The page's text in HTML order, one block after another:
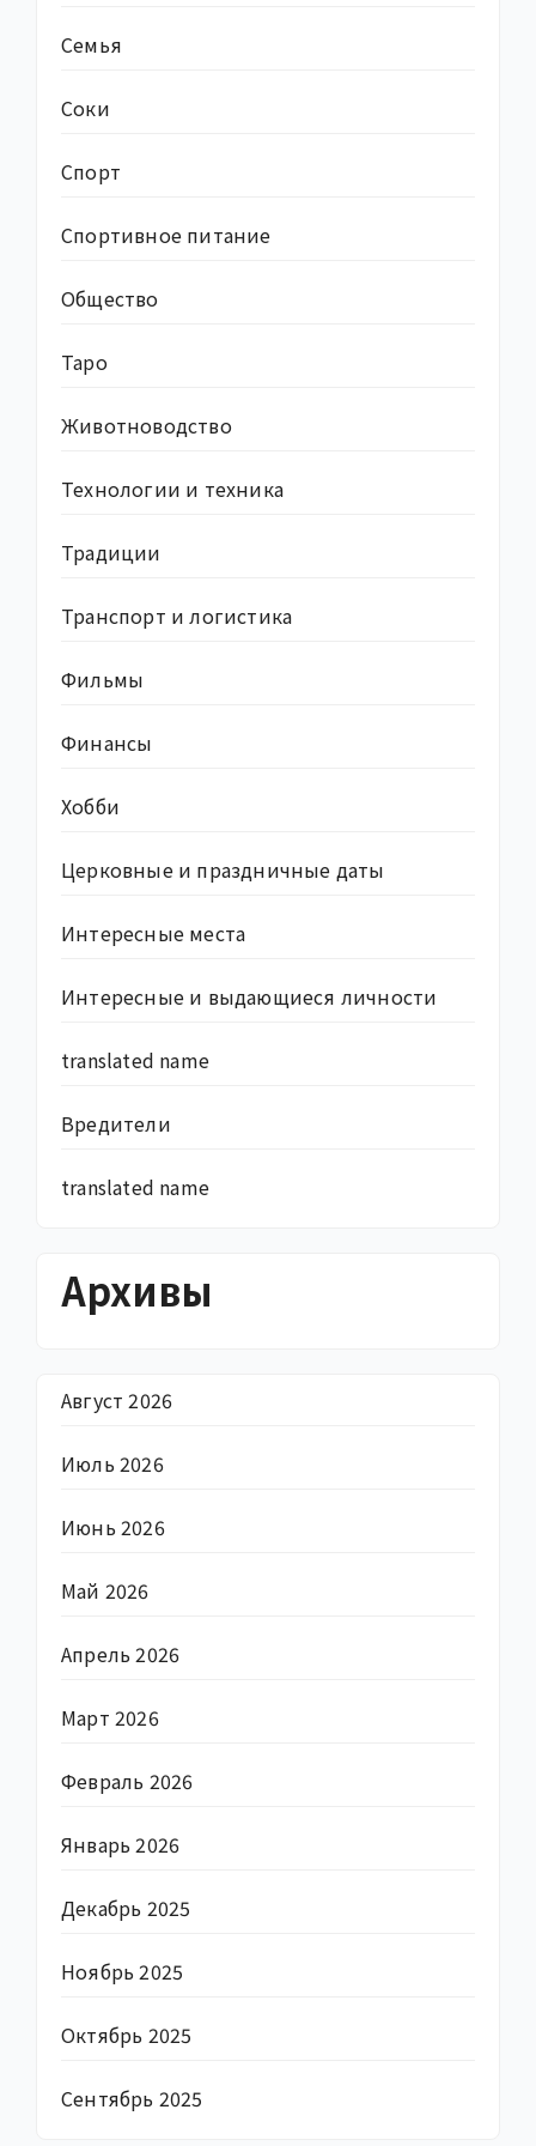
Семья
Соки
Спорт
Спортивное питание
Общество
Таро
Животноводство
Технологии и техника
Традиции
Транспорт и логистика
Фильмы
Финансы
Хобби
Церковные и праздничные даты
Интересные места
Интересные и выдающиеся личности
translated name
Вредители
translated name
Архивы
Август 2026
Июль 2026
Июнь 2026
Май 2026
Апрель 2026
Март 2026
Февраль 2026
Январь 2026
Декабрь 2025
Ноябрь 2025
Октябрь 2025
Сентябрь 2025